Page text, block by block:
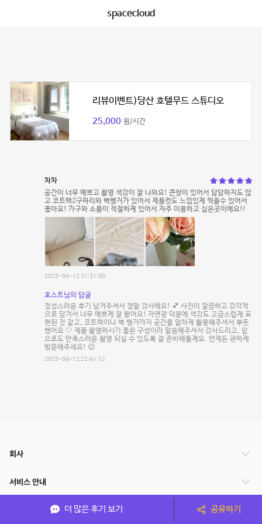
spacecloud
리뷰이벤트)당산 호텔무드 스튜디오
25,000 원/시간
차차
공간이 너무 예쁘고 촬영 색감이 잘 나와요! 큰창이 있어서 답답하지도 않
고 코트랙2구짜리와 벽행거가 있어서 제품컷도 느낌있게 찍을수 있어서
좋아요! 가구와 소품이 적절하게 있어서 자주 이용하고 싶은곳이에요!!
2025-04-12 21:31:00
호스트님의 답글
정성스러운 후기 남겨주셔서 정말 감사해요! 💕 사진이 깔끔하고 감각적
으로 담겨서 너무 예쁘게 잘 봤어요! 자연광 덕분에 색감도 고급스럽게 표
현된 것 같고, 코트랙이나 벽 행거까지 공간을 알차게 활용해주셔서 뿌듯
했어요 🤍 제품 촬영하시기 좋은 구성이라 말씀해주셔서 감사드리고, 앞
으로도 만족스러운 촬영 되실 수 있도록 잘 준비해둘게요. 언제든 편하게
방문해주세요! 😊
2025-04-12 22:41:12
더 많은 후기 보기 공유하기
회사
서비스 안내